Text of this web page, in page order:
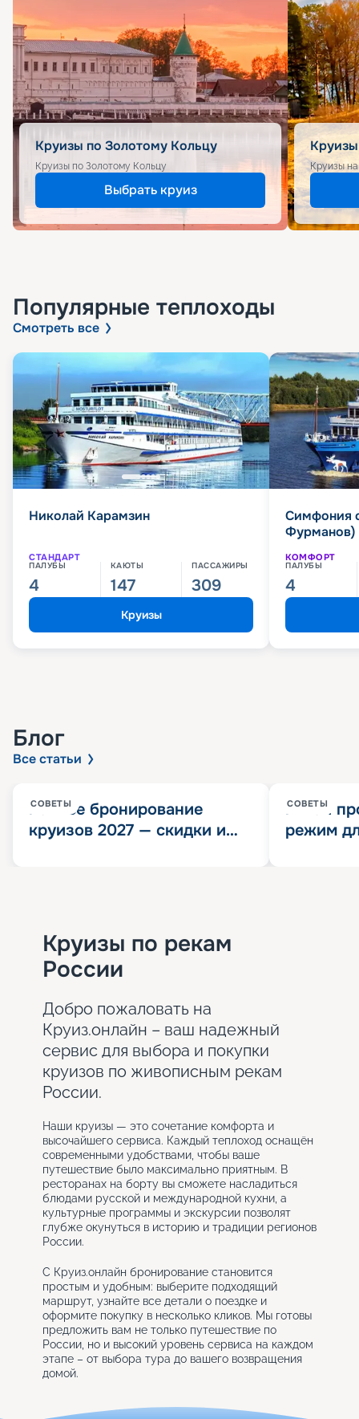
Круизы по Золотому Кольцу
Круизы по Золотому Кольцу
Выбрать круиз
Круизы
Популярные теплоходы
Смотреть все
Николай Карамзин
СТАНДАРТ
ПАЛУБЫ
4
КАЮТЫ
147
ПАССАЖИРЫ
309
Круизы
Симфония
Фурманов)
КОМФОРТ
ПАЛУБЫ
4
Блог
Все статьи
СОВЕТЫ
Раннее бронирование
круизов 2027 — скидки и
СОВЕТЫ
Китай
режим
Круизы по рекам
России
Добро пожаловать на
Круиз.онлайн – ваш надежный
сервис для выбора и покупки
круизов по живописным рекам
России.
Наши круизы — это сочетание комфорта и
высочайшего сервиса. Каждый теплоход оснащён
современными удобствами, чтобы ваше
путешествие было максимально приятным. В
ресторанах на борту вы сможете насладиться
блюдами русской и международной кухни, а
культурные программы и экскурсии позволят
глубже окунуться в историю и традиции регионов
России.
С Круиз.онлайн бронирование становится
простым и удобным: выберите подходящий
маршрут, узнайте все детали о поездке и
оформите покупку в несколько кликов. Мы готовы
предложить вам не только путешествие по
России, но и высокий уровень сервиса на каждом
этапе – от выбора тура до вашего возвращения
домой.